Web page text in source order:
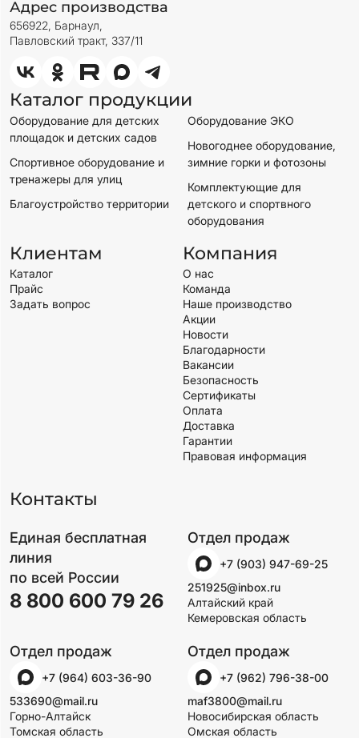
Адрес производства
656922, Барнаул,
Павловский тракт, 337/11
Каталог продукции
Оборудование для детских
площадок и детских садов
Спортивное оборудование и
тренажеры для улиц
Благоустройство территории
Оборудование ЭКО
Новогоднее оборудование,
зимние горки и фотозоны
Комплектующие для
детского и спортвного
оборудования
Клиентам
Каталог
Прайс
Задать вопрос
Компания
О нас
Команда
Наше производство
Акции
Новости
Благодарности
Вакансии
Безопасность
Сертификаты
Оплата
Доставка
Гарантии
Правовая информация
Контакты
Единая бесплатная
линия
по всей России
8 800 600 79 26
Отдел продаж
+7 (903) 947-69-25
251925@inbox.ru
Алтайский край
Кемеровская область
Отдел продаж
+7 (964) 603-36-90
533690@mail.ru
Горно-Алтайск
Томская область
Отдел продаж
+7 (962) 796-38-00
maf3800@mail.ru
Новосибирская область
Омская область